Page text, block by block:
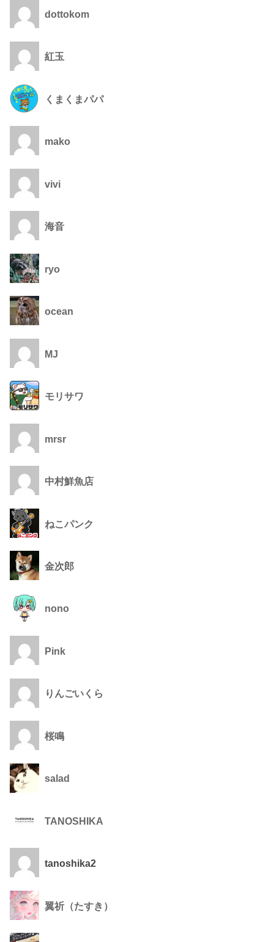
dottokom
紅玉
くまくまパパ
mako
vivi
海音
ryo
ocean
MJ
モリサワ
mrsr
中村鮮魚店
ねこパンク
金次郎
nono
Pink
りんごいくら
桜鳴
salad
TANOSHIKA
tanoshika2
翼祈（たすき）